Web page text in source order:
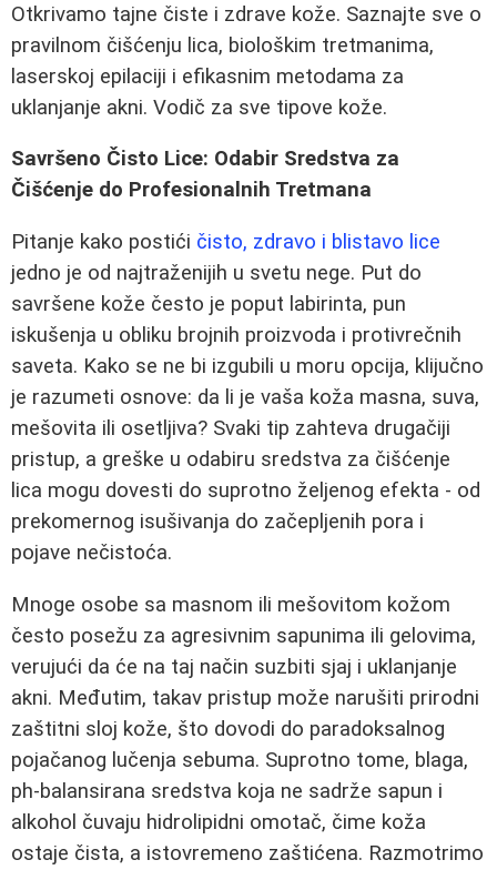
Otkrivamo tajne čiste i zdrave kože. Saznajte sve o
pravilnom čišćenju lica, biološkim tretmanima,
laserskoj epilaciji i efikasnim metodama za
uklanjanje akni. Vodič za sve tipove kože.
Savršeno Čisto Lice: Odabir Sredstva za
Čišćenje do Profesionalnih Tretmana
Pitanje kako postići čisto, zdravo i blistavo lice
jedno je od najtraženijih u svetu nege. Put do
savršene kože često je poput labirinta, pun
iskušenja u obliku brojnih proizvoda i protivrečnih
saveta. Kako se ne bi izgubili u moru opcija, klijučno
je razumeti osnove: da li je vaša koža masna, suva,
mešovita ili osetljiva? Svaki tip zahteva drugačiji
pristup, a greške u odabiru sredstva za čišćenje
lica mogu dovesti do suprotno željenog efekta - od
prekomernog isušivanja do začepljenih pora i
pojave nečistoća.
Mnoge osobe sa masnom ili mešovitom kožom
često posežu za agresivnim sapunima ili gelovima,
verujući da će na taj način suzbiti sjaj i uklanjanje
akni. Međutim, takav pristup može narušiti prirodni
zaštitni sloj kože, što dovodi do paradoksalnog
pojačanog lučenja sebuma. Suprotno tome, blaga,
ph-balansirana sredstva koja ne sadrže sapun i
alkohol čuvaju hidrolipidni omotač, čime koža
ostaje čista, a istovremeno zaštićena. Razmotrimo